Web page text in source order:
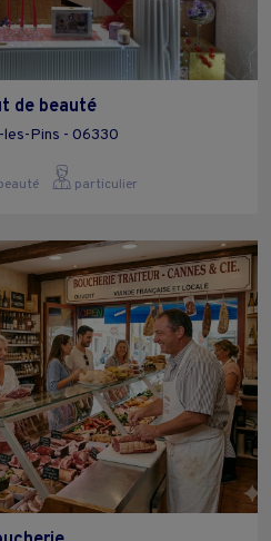
de beauté
Pins - 06330
particulier